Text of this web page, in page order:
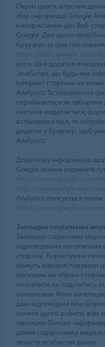
Окрім цього, власник
збір інформації Google
використання цієї Веб-
Google. Для цього
браузері за цим
його. Цей додаток
JavaScript, що будь-яка
Інтернет сторінок не
Analytics. Встановлення
сприймається як
система видаляється,
встановлюється, то
додаток у браузер, щоб
Analytics.
Додаткову інформацію
Google можна отримати
Analytics описується
Закладки соціальних
Закладки соціальних
відповідними логотипами
сторінці. Користувачі
можуть використовувати
посилань на обрані
позначити чи поділитись
контактами. Коли ви
дані відповідній
хочете цього робити, вам
закладки. Більше
даних соціальними
захисту особистих даних.